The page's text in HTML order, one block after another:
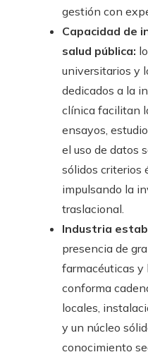
gestión con
Capacidad de
salud pública:
universitarios y
dedicados a la
clínica facilitan
ensayos,
el uso de datos
sólidos criterios
impulsando la
traslacional.
Industria
presencia de
farmacéuticas
conforma
locales,
y un núcleo
conocimiento